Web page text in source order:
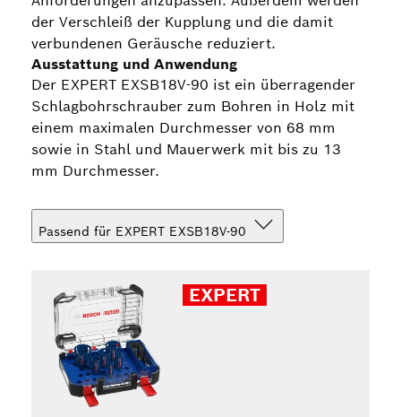
der Verschleiß der Kupplung und die damit
verbundenen Geräusche reduziert.
Ausstattung und Anwendung
Der EXPERT EXSB18V-90 ist ein überragender
Schlagbohrschrauber zum Bohren in Holz mit
einem maximalen Durchmesser von 68 mm
sowie in Stahl und Mauerwerk mit bis zu 13
mm Durchmesser.
Passend für EXPERT EXSB18V-90
EXPERT